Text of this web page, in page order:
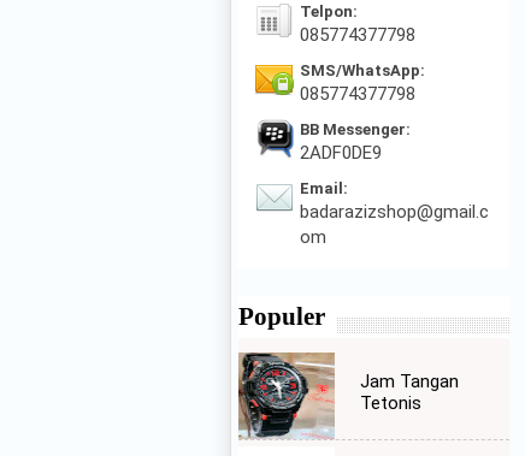
Telpon:
085774377798
SMS/WhatsApp:
085774377798
BB Messenger:
2ADF0DE9
Email:
badarazizshop@gmail.c
om
Populer
Jam Tangan
Tetonis